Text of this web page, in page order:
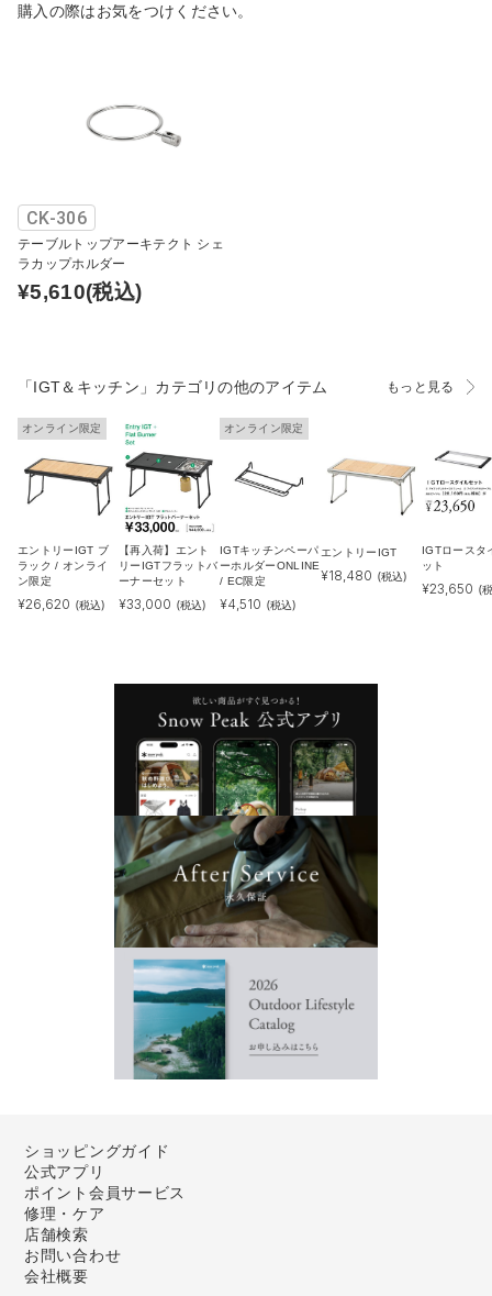
購入の際はお気をつけください。
CK-306
テーブルトップアーキテクト シェ
ラカップホルダー
¥5,610(税込)
「IGT＆キッチン」カテゴリの他のアイテム もっと見る
オンライン限定
エントリーIGT ブ
ラック / オンライ
ン限定
¥26,620 (税込)
【再入荷】エント
リーIGTフラットバ
ーナーセット
¥33,000 (税込)
オンライン限定
IGTキッチンペーパ
ーホルダーONLINE
/ EC限定
¥4,510 (税込)
エントリーIGT
¥18,480 (税込)
IGTロースタ
ット
¥23,650 (
ショッピングガイド
公式アプリ
ポイント会員サービス
修理・ケア
店舗検索
お問い合わせ
会社概要